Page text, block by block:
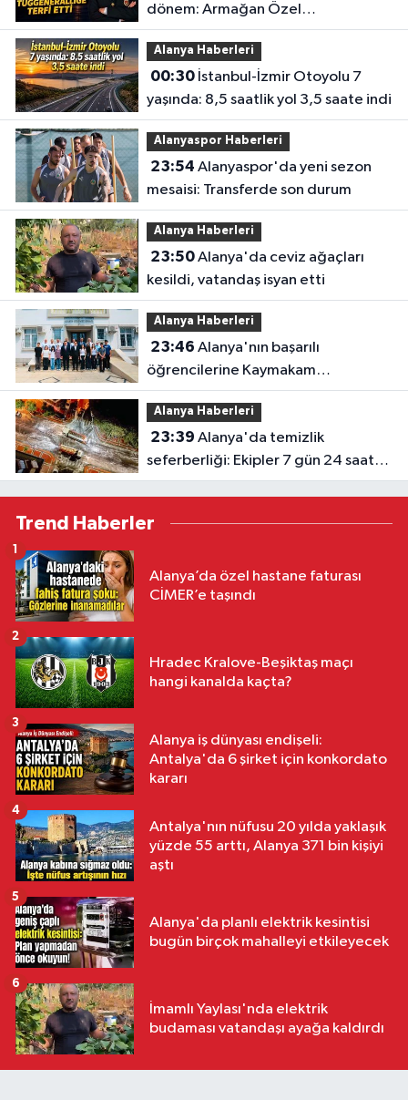
dönem: Armağan Özel
Tuğgeneralliğe terfi etti
Alanya Haberleri
00:30İstanbul-İzmir Otoyolu 7
yaşında: 8,5 saatlik yol 3,5 saate indi
Alanyaspor Haberleri
23:54
mesaisi: Transferde son durum
Alanya Haberleri
23:50Alanya'da ceviz ağaçları
kesildi, vatandaş isyan etti
Alanya Haberleri
23:46
öğrencilerine Kaymakam
Öztürk'ten tebrik
Alanya Haberleri
23:39
seferberliği: Ekipler 7 gün 24 saat
sahada
Trend Haberler
Alanya’da özel hastane faturası
CİMER’e taşındı
1
Hradec Kralove-Beşiktaş maçı
hangi kanalda kaçta?
2
Alanya iş dünyası endişeli:
Antalya'da 6 şirket için konkordato
kararı
3
Antalya'nın nüfusu 20 yılda yaklaşık
yüzde 55 arttı, Alanya 371 bin kişiyi
aştı
4
Alanya'da planlı elektrik kesintisi
bugün birçok mahalleyi etkileyecek
5
İmamlı Yaylası'nda elektrik
budaması vatandaşı ayağa kaldırdı
6